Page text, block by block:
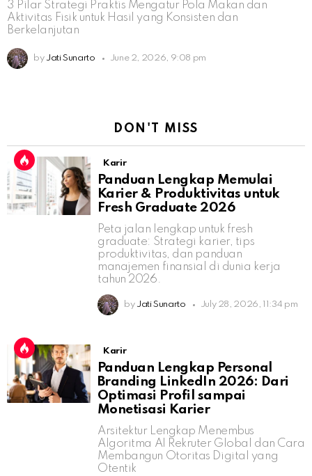
3 Pilar Strategi Praktis Mengatur Pola Makan dan
Aktivitas Fisik untuk Hasil yang Konsisten dan
Berkelanjutan
by Jati Sunarto June 2, 2026, 9:08 pm
DON'T MISS
Karir
Panduan Lengkap Memulai
Karier & Produktivitas untuk
Fresh Graduate 2026
Peta jalan lengkap untuk fresh
graduate: Strategi karier, tips
produktivitas, dan panduan
manajemen finansial di dunia kerja
tahun 2026.
by Jati Sunarto July 28, 2026, 11:34 pm
Karir
Panduan Lengkap Personal
Branding LinkedIn 2026: Dari
Optimasi Profil sampai
Monetisasi Karier
Arsitektur Lengkap Menembus
Algoritma AI Rekruter Global dan Cara
Membangun Otoritas Digital yang
Otentik